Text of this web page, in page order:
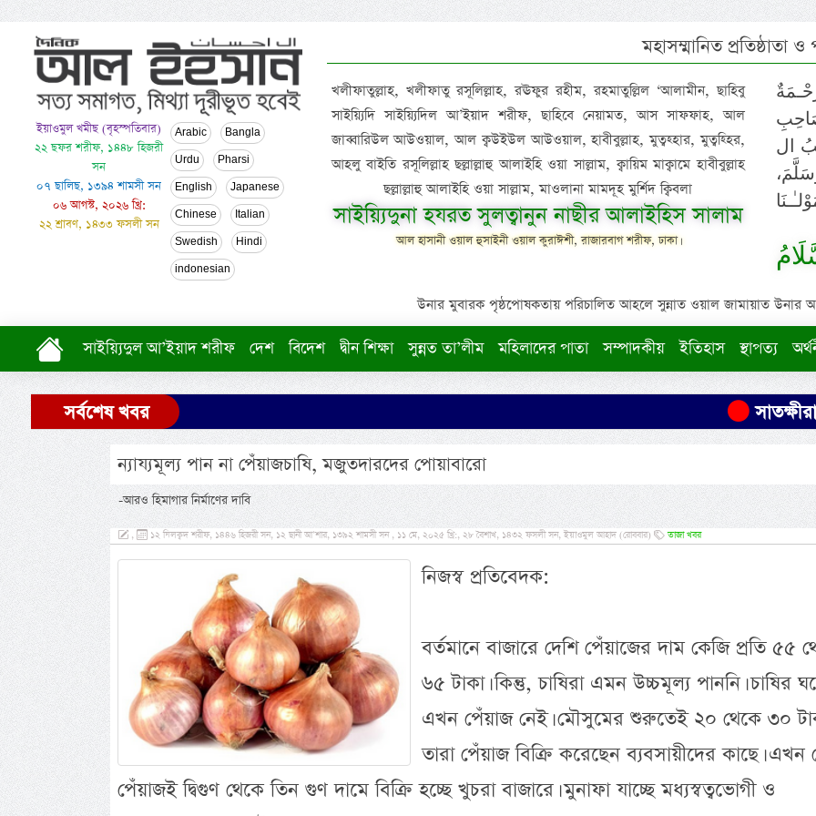
ইয়াওমুল খমীছ (বৃহস্পতিবার)
২২ ছফর শরীফ, ১৪৪৮ হিজরী
সন
০৭ ছালিছ, ১৩৯৪ শামসী সন
০৬ আগস্ট, ২০২৬ খ্রি:
২২ শ্রাবণ, ১৪৩৩ ফসলী সন
Arabic Bangla
Urdu Pharsi
English Japanese
Chinese Italian
Swedish Hindi
indonesian
মহাসম্মানিত প্রতিষ্ঠাতা
খলীফাতুল্লাহ, খলীফাতু রসূলিল্লাহ, রঊফুর রহীম, রহমাতুল্লিল ‘আলামীন, ছাহিবু
সাইয়্যিদি সাইয়্যিদিল আ’ইয়াদ শরীফ, ছাহিবে নেয়ামত, আস সাফফাহ, আল
জাব্বারিউল আউওয়াল, আল ক্বউইউল আউওয়াল, হাবীবুল্লাহ, মুত্বহ্হার, মুত্বহ্হির,
আহলু বাইতি রসূলিল্লাহ ছল্লাল্লাহু আলাইহি ওয়া সাল্লাম, ক্বায়িম মাক্বামে হাবীবুল্লাহ
ছল্লাল্লাহু আলাইহি ওয়া সাল্লাম, মাওলানা মামদূহ মুর্শিদ ক্বিবলা
সাইয়্যিদুনা হযরত সুলত্বানুন নাছীর আলাইহিস সালাম
আল হাসানী ওয়াল হুসাইনী ওয়াল কুরাঈশী, রাজারবাগ শরীফ, ঢাকা।
ال
উনার মুবারক পৃষ্ঠপোষকতায় পরিচালিত আহলে সুন্নাত ওয়াল জামায়াত উনার
সাইয়্যিদুল আ’ইয়াদ শরীফ দেশ বিদেশ দ্বীন শিক্ষা সুন্নত তা’লীম মহিলাদের পাতা সম্পাদকীয় ইতিহাস স্থাপত্য
সর্বশেষ খবর সাতক্ষীরায়
ন্যায্যমূল্য পান না পেঁয়াজচাষি, মজুতদারদের পোয়াবারো
-আরও হিমাগার নির্মাণের দাবি
, ১২ যিলক্বদ শরীফ, ১৪৪৬ হিজরী সন, ১২ ছানী আ’শার, ১৩৯২ শামসী সন , ১১ মে, ২০২৫ খ্রি:, ২৮ বৈশাখ, ১৪৩২ ফসলী সন, ইয়াওমুল আহাদ (রোববার) তাজা খবর
নিজস্ব প্রতিবেদক:
বর্তমানে বাজারে দেশি পেঁয়াজের দাম কেজি প্রতি ৫৫
৬৫ টাকা। কিন্তু, চাষিরা এমন উচ্চমূল্য পাননি। চাষির
এখন পেঁয়াজ নেই। মৌসুমের শুরুতেই ২০ থেকে ৩০
তারা পেঁয়াজ বিক্রি করেছেন ব্যবসায়ীদের কাছে। এখন
পেঁয়াজই দ্বিগুণ থেকে তিন গুণ দামে বিক্রি হচ্ছে খুচরা বাজারে। মুনাফা যাচ্ছে মধ্যস্বত্বভোগী ও
অসংখ্য হাদীছ
প্রমাণিত- প্রাণীর